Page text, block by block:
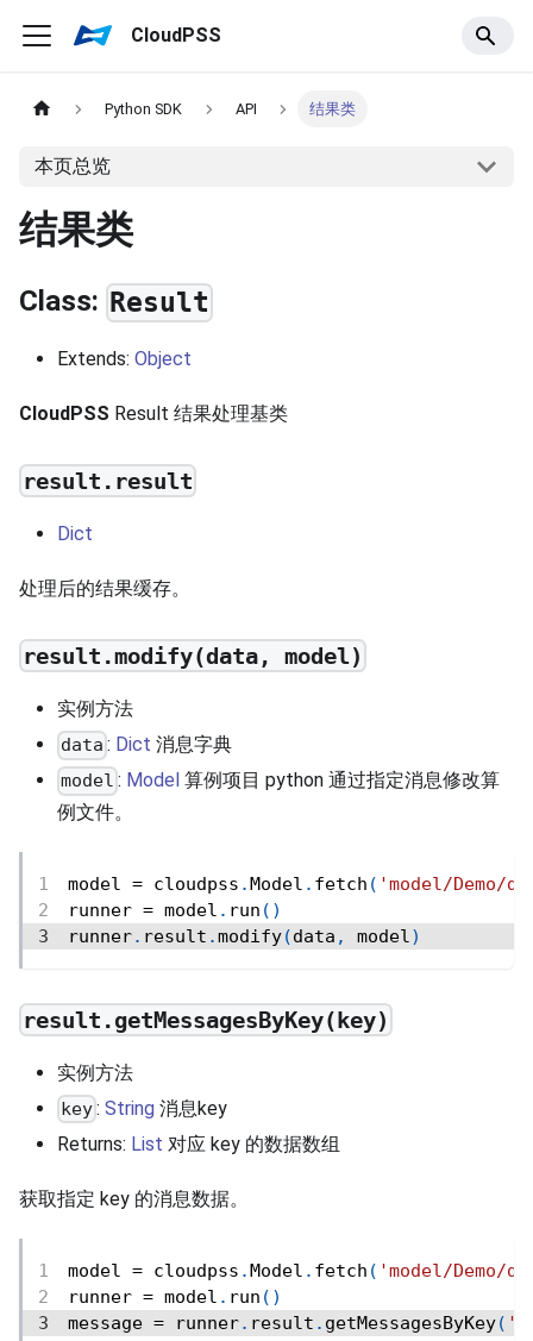
CloudPSS
Python SDK API 结果类
本页总览
结果类
Class: Result
Extends: Object
CloudPSS Result 结果处理基类
result.result
Dict
处理后的结果缓存。
result.modify(data, model)
实例方法
data : Dict 消息字典
model : Model 算例项目 python 通过指定消息修改算
例文件。
model = cloudpss .Model . fetch ( 'model/Demo/
runner = model . run ( )
runner. result .modify(data , model)
result.getMessagesByKey(key)
实例方法
key:String 消息key
Returns: List 对应 key 的数据数组
获取指定 key 的消息数据。
model = cloudpss .Model . fetch ( 'model/Demo/
runner = model . run ( )
message = runner. result . getMessagesByKey(